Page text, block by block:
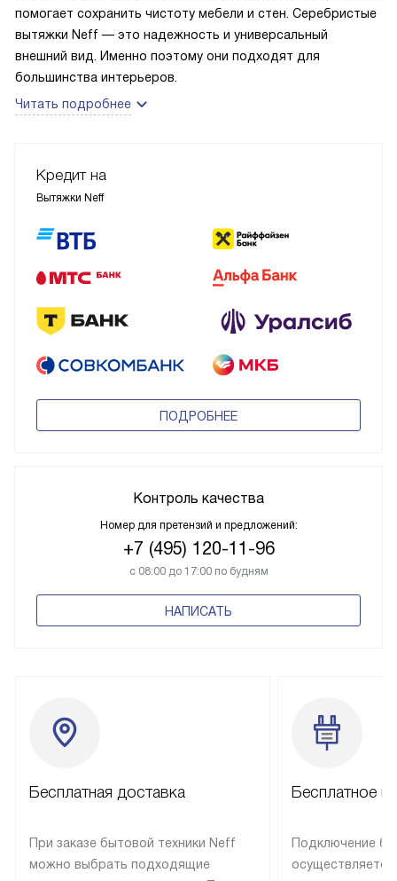
помогает сохранить чистоту мебели и стен. Серебристые
вытяжки Neff — это надежность и универсальный
внешний вид. Именно поэтому они подходят для
большинства интерьеров.
Читать подробнее
Кредит на
Вытяжки Neff
ПОДРОБНЕЕ
Контроль качества
Номер для претензий и предложений:
+7 (495) 120-11-96
с 08:00 до 17:00 по будням
НАПИСАТЬ
Бесплатная доставка
При заказе бытовой техники Neff
можно выбрать подходящие
Бесплатное
Подключение